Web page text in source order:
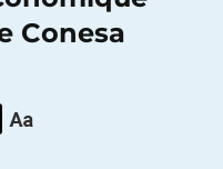
Conesa